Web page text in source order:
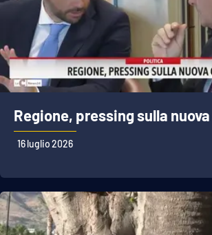
Regione, pressing sulla
16 luglio 2026